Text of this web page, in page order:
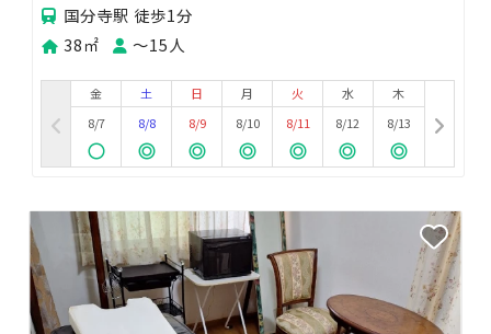
国分寺駅 徒歩1分
38㎡
〜15人
金
8/7
土
8/8
日
8/9
月
8/10
火
8/11
水
8/12
木
8/13